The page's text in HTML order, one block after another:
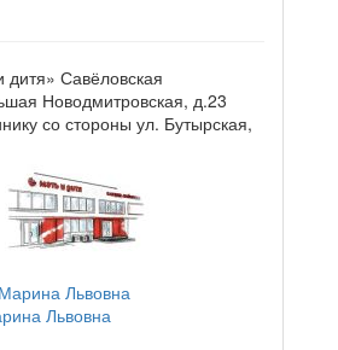
дитя» Савёловская
Новодмитровская, д.23
со стороны ул. Бутырская,
Львовна